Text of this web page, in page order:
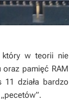
który w teorii nie
pamięć RAM
11 działa bardzo